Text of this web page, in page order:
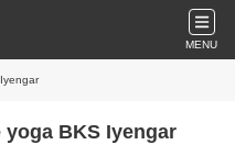
MENU
BKS Iyengar